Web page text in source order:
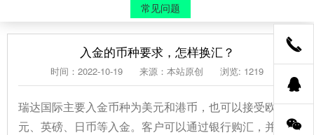
常见问题
入金的币种要求，怎样换汇？
时间：2022-10-19 来源：本站原创 浏览: 1219
瑞达国际主要入金币种为美元和港币，也可以接受欧
元、英磅、日币等入金。客户可以通过银行购汇，并汇